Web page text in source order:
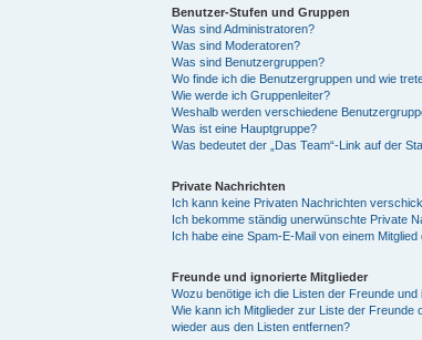
Benutzer-Stufen und Gruppen
Was sind Administratoren?
Was sind Moderatoren?
Was sind Benutzergruppen?
Wo finde ich die Benutzergruppen und wie
Wie werde ich Gruppenleiter?
Weshalb werden verschiedene
Was ist eine Hauptgruppe?
Was bedeutet der „Das Team“-Link auf der
Private Nachrichten
Ich kann keine Privaten Nachrichten
Ich bekomme ständig unerwünschte Private
Ich habe eine Spam-E-Mail von einem
Freunde und ignorierte Mitglieder
Wozu benötige ich die Listen der Freunde und
Wie kann ich Mitglieder zur Liste der Freunde
wieder aus den Listen entfernen?